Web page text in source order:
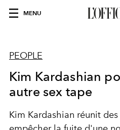
MENU
PEOPLE
Kim Kardashian
autre sex tape
Kim Kardashian réunit